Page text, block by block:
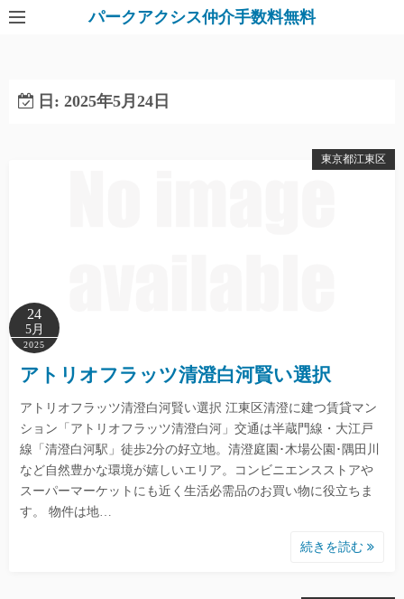
パークアクシス仲介手数料無料
日: 2025年5月24日
東京都江東区
24
5月
2025
アトリオフラッツ清澄白河賢い選択
アトリオフラッツ清澄白河賢い選択 江東区清澄に建つ賃貸マン
ション「アトリオフラッツ清澄白河」交通は半蔵門線・大江戸
線「清澄白河駅」徒歩2分の好立地。清澄庭園･木場公園･隅田川
など自然豊かな環境が嬉しいエリア。コンビニエンスストアや
スーパーマーケットにも近く生活必需品のお買い物に役立ちま
す。 物件は地…
続きを読む